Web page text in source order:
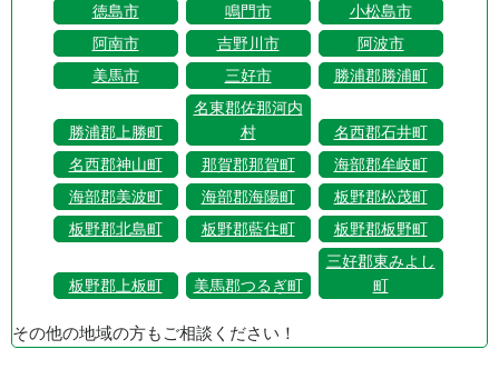
徳島市 鳴門市
小松島市
阿南市
吉野川市
阿波市
美馬市
三好市 勝浦郡勝浦町
勝浦郡上勝町
名東郡佐那河内
村
名西郡石井町
名西郡神山町
那賀郡那賀町
海部郡牟岐町
海部郡美波町
海部郡海陽町
板野郡松茂町
板野郡北島町
板野郡藍住町 板野郡板野町
板野郡上板町 美馬郡つるぎ町
三好郡東みよし
町
その他の地域の方もご相談ください！